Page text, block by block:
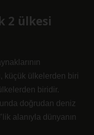
2 ülkesi
küçük ülkelerden biri
biridir.
doğrudan deniz
alanıyla dünyanın